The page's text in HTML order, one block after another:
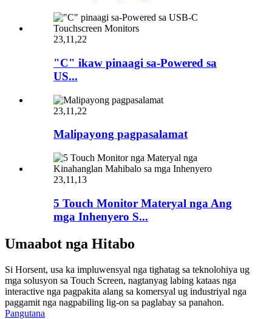
23,11,22
"C" ikaw pinaagi sa-Powered sa
US...
23,11,22
Malipayong pagpasalamat
23,11,13
5 Touch Monitor Materyal nga Ang
mga Inhenyero S...
Umaabot nga Hitabo
Si Horsent, usa ka impluwensyal nga tighatag sa teknolohiya ug
mga solusyon sa Touch Screen, nagtanyag labing kataas nga
interactive nga pagpakita alang sa komersyal ug industriyal nga
paggamit nga nagpabiling lig-on sa paglabay sa panahon.
Pangutana